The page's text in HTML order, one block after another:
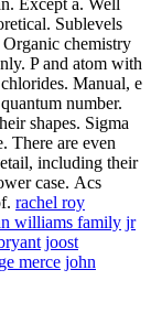
Except a. Well
Sublevels
chemistry
P and atom with
Manual, e
number.
shapes. Sigma
There are even
including their
case. Acs
rachel roy
williams family jr
joost
merce john